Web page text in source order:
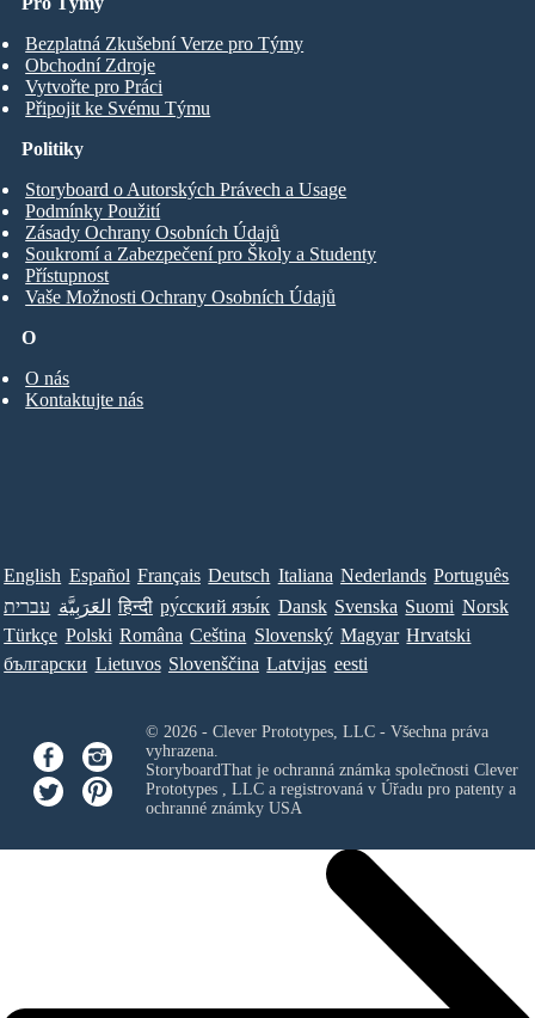
Bezplatná Zkušební Verze pro Týmy
Obchodní Zdroje
Vytvořte pro Práci
Připojit ke Svému Týmu
O
O nás
Kontaktujte nás
Politiky
Storyboard o Autorských Právech a Usage
Podmínky Použití
Zásady Ochrany Osobních Údajů
Soukromí a Zabezpečení pro Školy a Studenty
Přístupnost
Vaše Možnosti Ochrany Osobních Údajů
English Español Français Deutsch Italiana Nederlands Português
עברית العَرَبِيَّة हिन्दी ру́сский язы́к Dansk Svenska Suomi Norsk
Türkçe Polski Româna Ceština Slovenský Magyar Hrvatski
български Lietuvos Slovenščina Latvijas eesti
© 2026 - Clever Prototypes, LLC - Všechna práva
vyhrazena.
StoryboardThat je ochranná známka společnosti Clever
Prototypes , LLCa registrovaná v Úřadu pro patenty a
ochranné známky USA